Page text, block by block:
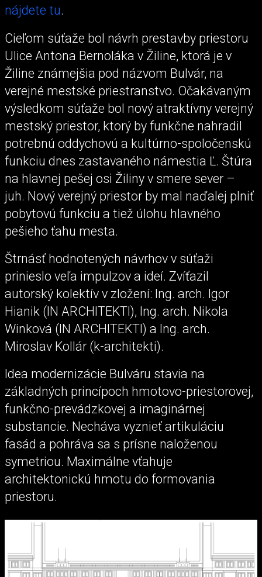
nájdete tu.
Cieľom súťaže bol návrh prestavby priestoru
Ulice Antona Bernoláka v Žiline, ktorá je v
Žiline známejšia pod názvom Bulvár, na
verejné mestské priestranstvo. Očakávaným
výsledkom súťaže bol nový atraktívny verejný
mestský priestor, ktorý by funkčne nahradil
potrebnú oddychovú a kultúrno-spoločenskú
funkciu dnes zastavaného námestia Ľ. Štúra
na hlavnej pešej osi Žiliny v smere sever –
juh. Nový verejný priestor by mal naďalej plniť
pobytovú funkciu a tiež úlohu hlavného
pešieho ťahu mesta.
Štrnásť hodnotených návrhov v súťaži
prinieslo veľa impulzov a ideí. Zvíťazil
autorský kolektív v zložení: Ing. arch. Igor
Hianik (IN ARCHITEKTI), Ing. arch. Nikola
Winková (IN ARCHITEKTI) a Ing. arch.
Miroslav Kollár (k-architekti).
Idea modernizácie Bulváru stavia na
základných princípoch hmotovo-priestorovej,
funkčno-prevádzkovej a imaginárnej
substancie. Necháva vyznieť artikuláciu
fasád a pohráva sa s prísne naloženou
symetriou. Maximálne vťahuje
architektonickú hmotu do formovania
priestoru.